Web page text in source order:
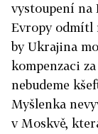
vystoupení na
Evropy odmítl
by Ukrajina
kompenzaci
nebudeme
Myšlenka
v Moskvě,